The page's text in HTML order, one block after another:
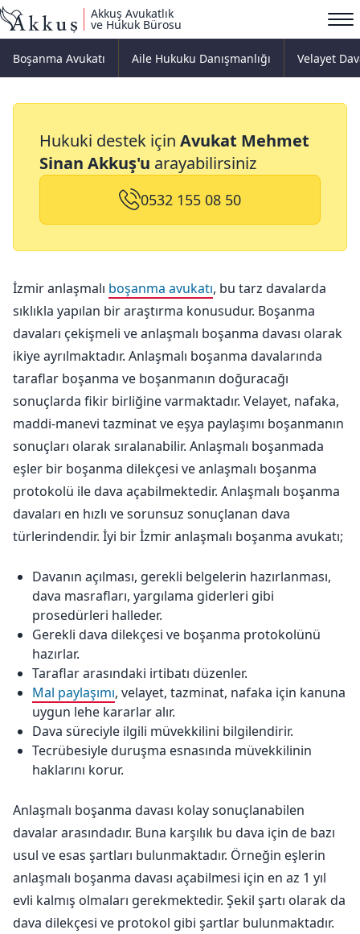
Akkuş Avukatlık
ve Hukuk Bürosu
Boşanma Avukatı Aile Hukuku Danışmanlığı Velayet
Boşanma Avukatı
Hukuki destek için Avukat Mehmet
Sinan Akkuş'u arayabilirsiniz
0532 155 08 50
İzmir anlaşmalı boşanma avukatı, bu tarz davalarda
sıklıkla yapılan bir araştırma konusudur. Boşanma
davaları çekişmeli ve anlaşmalı boşanma davası olarak
ikiye ayrılmaktadır. Anlaşmalı boşanma davalarında
taraflar boşanma ve boşanmanın doğuracağı
sonuçlarda fikir birliğine varmaktadır. Velayet, nafaka,
maddi-manevi tazminat ve eşya paylaşımı boşanmanın
sonuçları olarak sıralanabilir. Anlaşmalı boşanmada
eşler bir boşanma dilekçesi ve anlaşmalı boşanma
protokolü ile dava açabilmektedir. Anlaşmalı boşanma
davaları en hızlı ve sorunsuz sonuçlanan dava
türlerindendir. İyi bir İzmir anlaşmalı boşanma avukatı;
Davanın açılması, gerekli belgelerin hazırlanması,
dava masrafları, yargılama giderleri gibi
prosedürleri halleder.
Gerekli dava dilekçesi ve boşanma protokolünü
hazırlar.
Taraflar arasındaki irtibatı düzenler.
Mal paylaşımı, velayet, tazminat, nafaka için kanuna
uygun lehe kararlar alır.
Dava süreciyle ilgili müvekkilini bilgilendirir.
Tecrübesiyle duruşma esnasında müvekkilinin
haklarını korur.
Anlaşmalı boşanma davası kolay sonuçlanabilen
davalar arasındadır. Buna karşılık bu dava için de bazı
usul ve esas şartları bulunmaktadır. Örneğin eşlerin
anlaşmalı boşanma davası açabilmesi için en az 1 yıl
evli kalmış olmaları gerekmektedir. Şekil şartı olarak da
dava dilekçesi ve protokol gibi şartlar bulunmaktadır.